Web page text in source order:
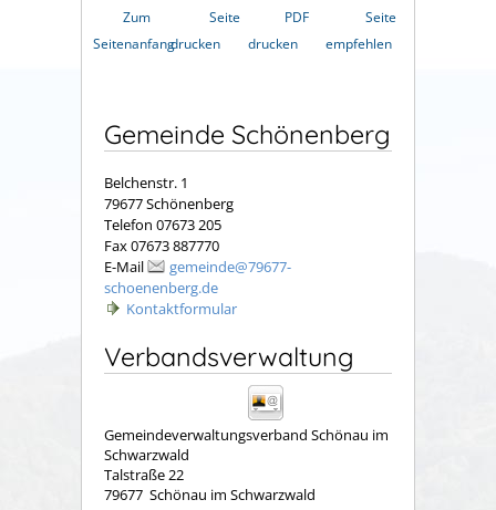
Zum
Seitenanfang
Seite
drucken
PDF
drucken
Seite
empfehlen
Gemeinde Schönenberg
Belchenstr. 1
79677 Schönenberg
Telefon 07673 205
Fax 07673 887770
E-Mail
gemeinde@79677-
schoenenberg.de
Kontaktformular
Verbandsverwaltung
Gemeindeverwaltungsverband Schönau im
Schwarzwald
Talstraße 22
79677 Schönau im Schwarzwald